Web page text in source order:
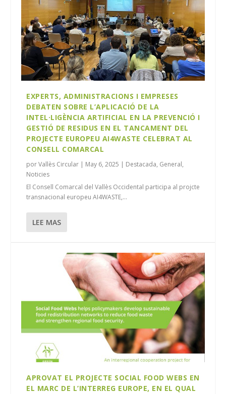
EXPERTS, ADMINISTRACIONS I EMPRESES
DEBATEN SOBRE L’APLICACIÓ DE LA
INTEL·LIGÈNCIA ARTIFICIAL EN LA PREVENCIÓ I
GESTIÓ DE RESIDUS EN EL TANCAMENT DEL
PROJECTE EUROPEU AI4WASTE CELEBRAT AL
CONSELL COMARCAL
porVallès Circular | May 6, 2025 | Destacada, General,
Noticies
El Consell Comarcal del Vallès Occidental participa al projcte
transnacional europeu AI4WASTE,...
LEE MAS
APROVAT EL PROJECTE SOCIAL FOOD WEBS EN
EL MARC DE L’INTERREG EUROPE, EN EL QUAL